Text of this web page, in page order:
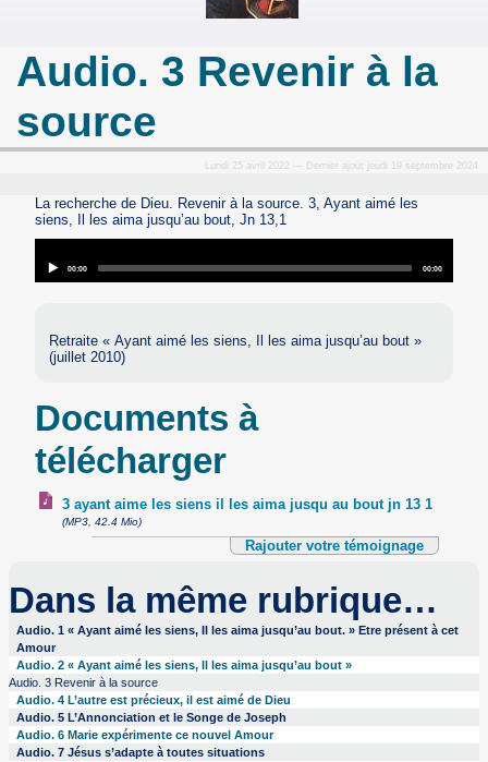
Audio. 3 Revenir à la
source
Lundi 25 avril 2022 — Dernier ajout jeudi 19 septembre 2024
La recherche de Dieu. Revenir à la source. 3, Ayant aimé les
siens, Il les aima jusqu’au bout, Jn 13,1
Player
Current
time
00:00
Total
duration
00:00
Retraite « Ayant aimé les siens, Il les aima jusqu’au bout »
(juillet 2010)
Documents à
télécharger
3 ayant aime les siens il les aima jusqu au bout jn 13 1
(MP3, 42.4 Mio)
Rajouter votre témoignage
Dans la même rubrique…
Audio. 1 « Ayant aimé les siens, Il les aima jusqu’au bout. » Etre présent à cet
Amour
Audio. 2 « Ayant aimé les siens, Il les aima jusqu’au bout »
Audio. 3 Revenir à la source
Audio. 4 L’autre est précieux, il est aimé de Dieu
Audio. 5 L’Annonciation et le Songe de Joseph
Audio. 6 Marie expérimente ce nouvel Amour
Audio. 7 Jésus s’adapte à toutes situations